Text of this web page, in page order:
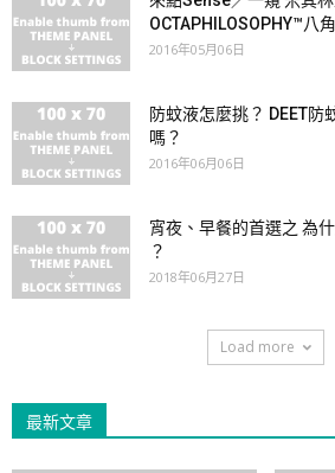
OCTAPHILOSOPHY™八
2016年05月06日
防蚊液怎麼挑？ DEET
嗎？
2016年06月06日
宵夜、早餐的首選之 為
？
2018年06月27日
Load more
最新文章